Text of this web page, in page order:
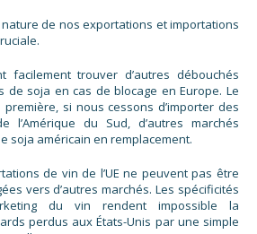
de nos exportations et importations
facilement trouver d’autres débouchés
de soja en cas de blocage en Europe. Le
si nous cessons d’importer des
l’Amérique du Sud, d’autres marchés
soja américain en remplacement.
de vin de l’UE ne peuvent pas être
vers d’autres marchés. Les spécificités
du vin rendent impossible la
perdus aux États-Unis par une simple